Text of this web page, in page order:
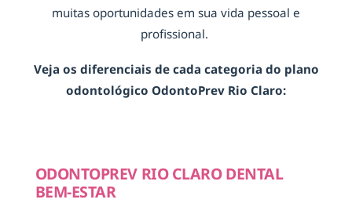
muitas oportunidades em sua vida pessoal e
profissional.
Veja os diferenciais de cada categoria do plano
odontológico OdontoPrev Rio Claro:
ODONTOPREV RIO CLARO DENTAL
BEM-ESTAR